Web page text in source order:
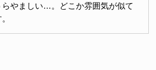
らやましい…。どこか雰囲気が似て